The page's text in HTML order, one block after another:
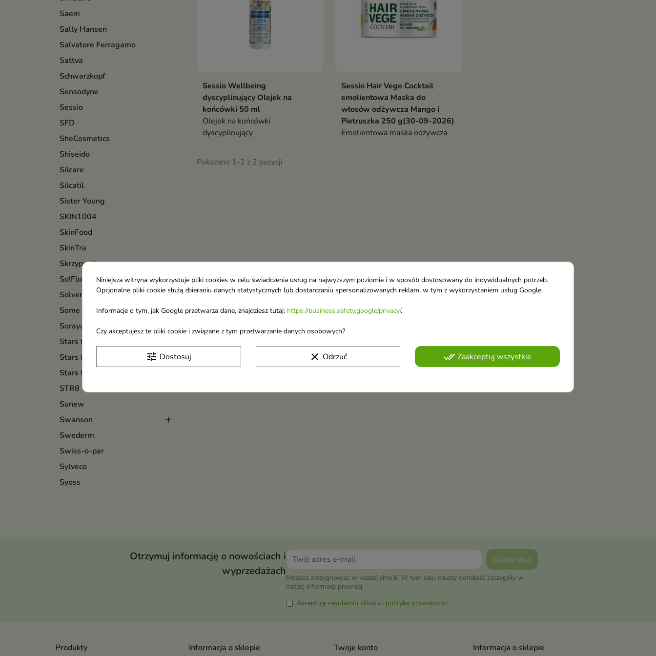
Saem
Sally Hansen
Salvatore Ferragamo
Sattva
Schwarzkopf
Sensodyne
Sessio
SFD
SheCosmetics
Shiseido
Silcare
Silcatil
Sister Young
SKIN1004
SkinFood
SkinTra
Skrzypovita
So!Flow
Solverx
Some By Mi
Soraya
Stars from The Stars
Stars from The Stars Makijaż
Stars from The Stars Nails
STR8
Sunew
Swanson
Swederm
Swiss-o-par
Sylveco
Syoss
Sessio Wellbeing
dyscyplinujący Olejek na
końcówki 50 ml
Olejek na końcówki
dyscyplinujący
Sessio Hair Vege Cocktail
emolientowa Maska do
włosów odżywcza Mango i
Pietruszka 250 g(30-09-2026)
Emolientowa maska odżywcza
Pokazano 1-2 z 2 pozycji
Otrzymuj informację o nowościach i
wyprzedażach
Możesz zrezygnować w każdej chwili. W tym celu należy odnaleźć szczegóły w
naszej informacji prawnej.
Akceptuję regulamin sklepu i politykę prywatności.
Produkty Informacja o sklepie Twoje konto Informacja o sklepie
Niniejsza witryna wykorzystuje pliki cookies w celu świadczenia usług na najwyższym poziomie i w sposób dostosowany do indywidualnych potrzeb.
Opcjonalne pliki cookie służą zbieraniu danych statystycznych lub dostarczaniu spersonalizowanych reklam, w tym z wykorzystaniem usług Google.
Informacje o tym, jak Google przetwarza dane, znajdziesz tutaj: https://business.safety.google/privacy/.
Czy akceptujesz te pliki cookie i związane z tym przetwarzanie danych osobowych?
tune Dostosuj clear Odrzuć done_allZaakceptuj wszystkie